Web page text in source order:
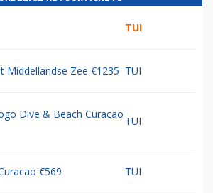
TUI
Middellandse Zee €1235 TUI
Dive & Beach Curacao
TUI
€569 TUI